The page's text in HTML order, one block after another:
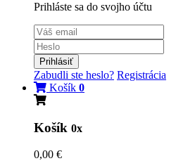
Prihláste sa do svojho účtu
Prihlásiť
Zabudli ste heslo? Registrácia
Košík 0
Košík 0x
0,00 €